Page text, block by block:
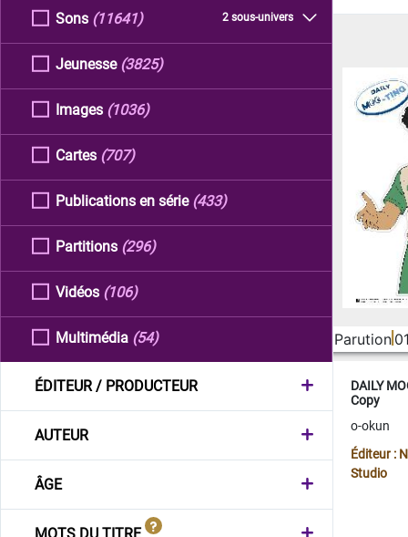
Sons 2 sous-univers
(11641)
Jeunesse (3825)
Images (1036)
Cartes (707)
Publications en série (433)
Partitions (296)
Vidéos (106)
Multimédia (54)
ÉDITEUR / PRODUCTEUR
AUTEUR
ÂGE
Parution
DAILY
Copy
o-okun
Éditeur :
Studio